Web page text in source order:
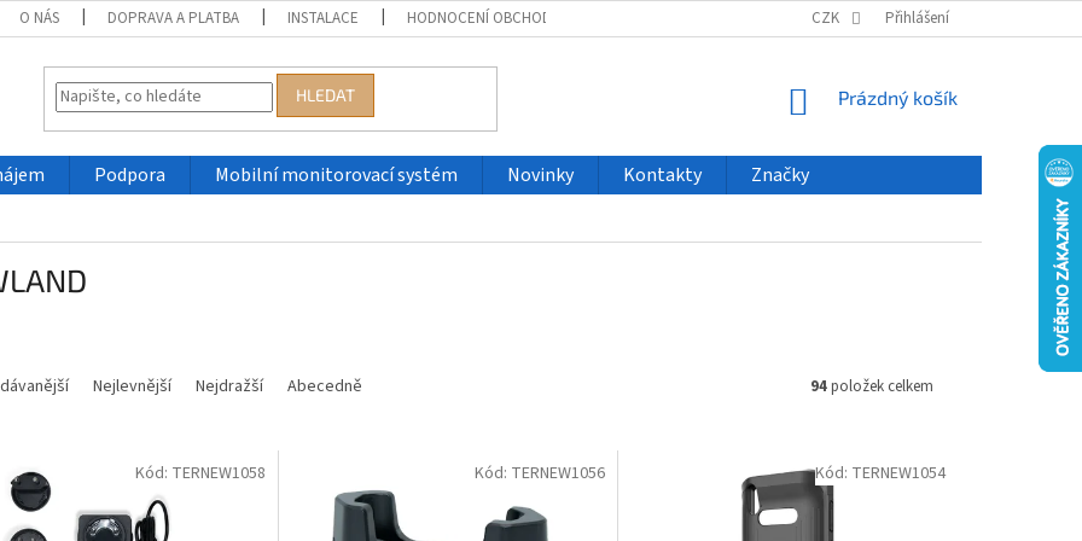
O NÁS DOPRAVA A PLATBA INSTALACE HODNOCENÍ OBCHODU VELKOOBCHOD ČASTO KLADENÉ DOTAZY
CZK Přihlášení
HLEDAT
NÁKUPNÍ
Prázdný košík
Podpora Mobilní monitorovací systém Novinky Kontakty Značky
Nejlevnější Nejdražší Abecedně 94položek celkem
Kód: TERNEW1058 Kód: TERNEW1056 Kód: TERNEW1054